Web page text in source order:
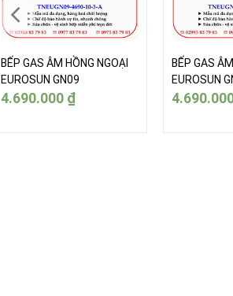
BẾP GAS ÂM HỒNG NGOẠI
EUROSUN GN09
4.690.000 ₫
BẾP GAS
EUROSUN